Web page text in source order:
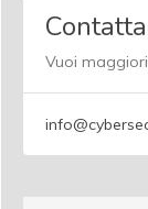
Vuoi